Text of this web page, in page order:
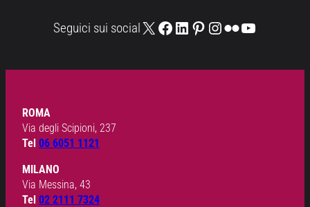
Seguici sui socialX Facebook
LinkedIn
Pinterest
Instagram
FlickrYouTube
ROMA
Via degli Scipioni, 237
Tel 06 6051 1121
MILANO
Via Messina, 43
Tel 02 2111 7324